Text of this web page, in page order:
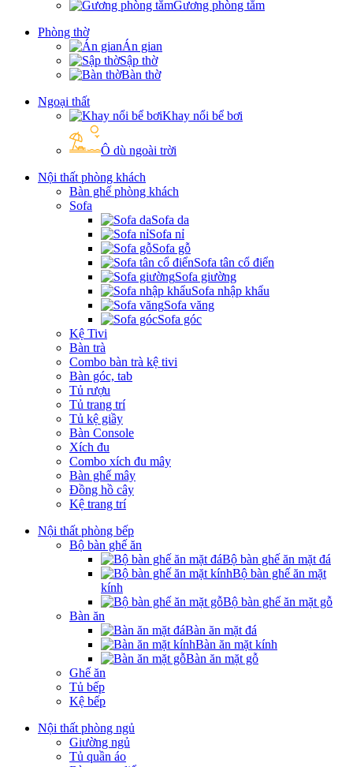
Gương phòng tắm
Phòng thờ
Án gian
Sập thờ
Bàn thờ
Ngoại thất
Khay nổi bể bơi
Ô dù ngoài trời
Nội thất phòng khách
Bàn ghế phòng khách
Sofa
Sofa da
Sofa nỉ
Sofa gỗ
Sofa tân cổ điển
Sofa giường
Sofa nhập khẩu
Sofa văng
Sofa góc
Kệ Tivi
Bàn trà
Combo bàn trà kệ tivi
Bàn góc, tab
Tủ rượu
Tủ trang trí
Tủ kệ giầy
Bàn Console
Xích đu
Combo xích đu mây
Bàn ghế mây
Đồng hồ cây
Kệ trang trí
Nội thất phòng bếp
Bộ bàn ghế ăn
Bộ bàn ghế ăn mặt đá
Bộ bàn ghế ăn mặt
kính
Bộ bàn ghế ăn mặt gỗ
Bàn ăn
Bàn ăn mặt đá
Bàn ăn mặt kính
Bàn ăn mặt gỗ
Ghế ăn
Tủ bếp
Kệ bếp
Nội thất phòng ngủ
Giường ngủ
Tủ quần áo